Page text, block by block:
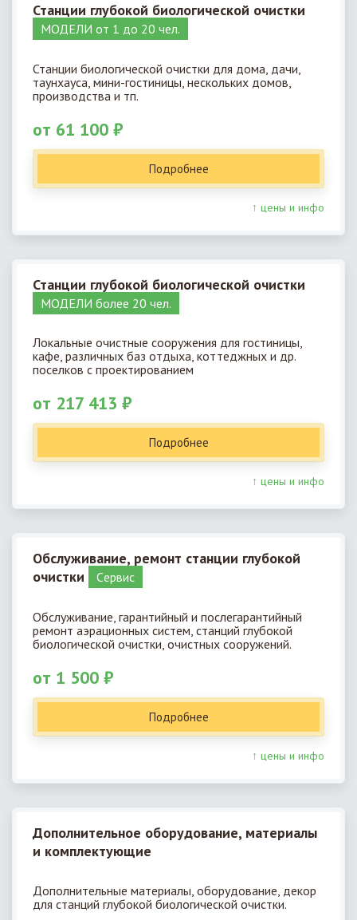
Станции глубокой биологической очистки
МОДЕЛИ от 1 до 20 чел.
Станции биологической очистки для дома, дачи,
таунхауса, мини-гостиницы, нескольких домов,
производства и тп.
от 61 100 ₽
Подробнее
↑ цены и инфо
Станции глубокой биологической очистки
МОДЕЛИ более 20 чел.
Локальные очистные сооружения для гостиницы,
кафе, различных баз отдыха, коттеджных и др.
поселков с проектированием
от 217 413 ₽
Подробнее
↑ цены и инфо
Обслуживание, ремонт станции глубокой
очистки
Cервис
Обслуживание, гарантийный и послегарантийный
ремонт аэрационных систем, станций глубокой
биологической очистки, очистных сооружений.
от 1 500 ₽
Подробнее
↑ цены и инфо
Дополнительное оборудование, материалы
и комплектующие
Дополнительные материалы, оборудование, декор
для станций глубокой биологической очистки.